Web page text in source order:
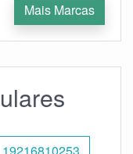
Mais Marcas